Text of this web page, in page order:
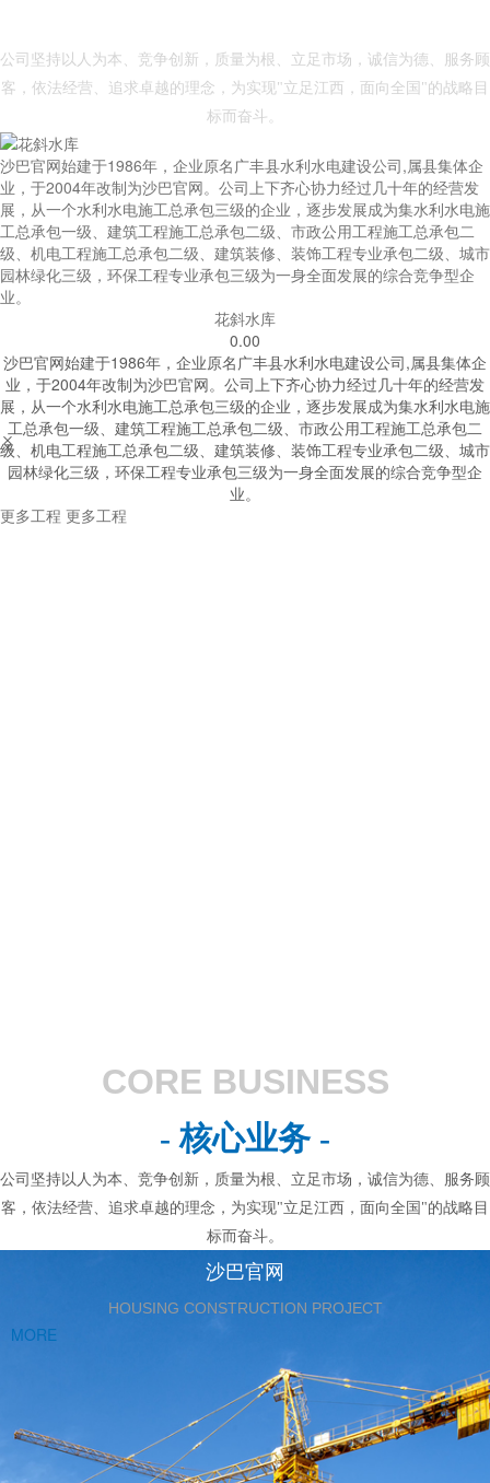
公司坚持以人为本、竞争创新，质量为根、立足市场，诚信为德、服务顾
客，依法经营、追求卓越的理念，为实现"立足江西，面向全国"的战略目
标而奋斗。
沙巴官网始建于1986年，企业原名广丰县水利水电建设公司,属县集体企
业，于2004年改制为沙巴官网。公司上下齐心协力经过几十年的经营发
展，从一个水利水电施工总承包三级的企业，逐步发展成为集水利水电施
工总承包一级、建筑工程施工总承包二级、市政公用工程施工总承包二
级、机电工程施工总承包二级、建筑装修、装饰工程专业承包二级、城市
园林绿化三级，环保工程专业承包三级为一身全面发展的综合竞争型企
业。
花斜水库
0.00
沙巴官网始建于1986年，企业原名广丰县水利水电建设公司,属县集体企
业，于2004年改制为沙巴官网。公司上下齐心协力经过几十年的经营发
展，从一个水利水电施工总承包三级的企业，逐步发展成为集水利水电施
工总承包一级、建筑工程施工总承包二级、市政公用工程施工总承包二
级、机电工程施工总承包二级、建筑装修、装饰工程专业承包二级、城市
园林绿化三级，环保工程专业承包三级为一身全面发展的综合竞争型企
业。


更多工程 更多工程
CORE BUSINESS
- 核心业务 -
公司坚持以人为本、竞争创新，质量为根、立足市场，诚信为德、服务顾
客，依法经营、追求卓越的理念，为实现"立足江西，面向全国"的战略目
标而奋斗。
沙巴官网
HOUSING CONSTRUCTION PROJECT
MORE